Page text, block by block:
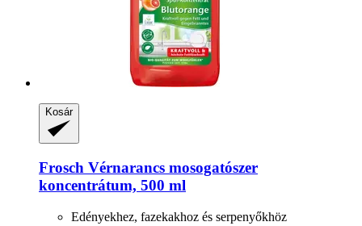
Kosár
Frosch Vérnarancs mosogatószer
koncentrátum, 500 ml
Edényekhez, fazekakhoz és serpenyőkhöz